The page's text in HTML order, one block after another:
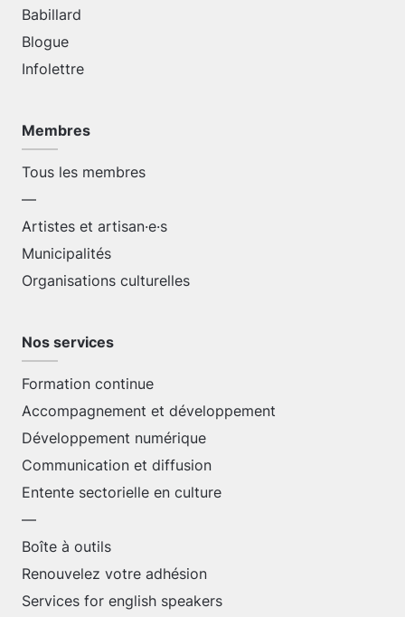
Babillard
Blogue
Infolettre
Membres
Tous les membres
—
Artistes et artisan·e·s
Municipalités
Organisations culturelles
Nos services
Formation continue
Accompagnement et développement
Développement numérique
Communication et diffusion
Entente sectorielle en culture
—
Boîte à outils
Renouvelez votre adhésion
Services for english speakers